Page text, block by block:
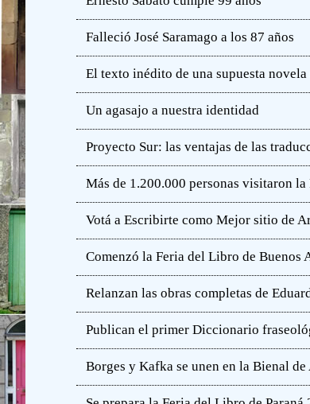
Falleció José Saramago a los 87 años
El texto inédito de una supuesta novela
Un agasajo a nuestra identidad
Proyecto Sur: las ventajas de las
Más de 1.200.000 personas visitaron
Votá a Escribirte como Mejor sitio de
Comenzó la Feria del Libro de Buenos
Relanzan las obras completas de
Publican el primer Diccionario
Borges y Kafka se unen en la Bienal